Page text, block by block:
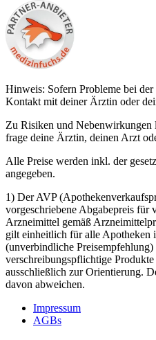
Hinweis: Sofern Probleme bei
Kontakt mit deiner Ärztin oder
Zu Risiken und Nebenwirkungen
frage deine Ärztin, deinen Arzt
Alle Preise werden inkl. der
angegeben.
1) Der AVP
vorgeschriebene Abgabepreis für
Arzneimittel gemäß
gilt einheitlich für alle Apotheken
(unverbindliche
verschreibungspflichtige
ausschließlich zur Orientierung.
davon abweichen.
Impressum
AGBs